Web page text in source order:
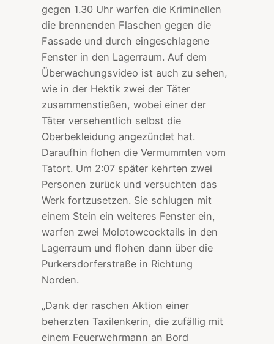
gegen 1.30 Uhr warfen die Kriminellen
die brennenden Flaschen gegen die
Fassade und durch eingeschlagene
Fenster in den Lagerraum. Auf dem
Überwachungsvideo ist auch zu sehen,
wie in der Hektik zwei der Täter
zusammenstießen, wobei einer der
Täter versehentlich selbst die
Oberbekleidung angezündet hat.
Daraufhin flohen die Vermummten vom
Tatort. Um 2:07 später kehrten zwei
Personen zurück und versuchten das
Werk fortzusetzen. Sie schlugen mit
einem Stein ein weiteres Fenster ein,
warfen zwei Molotowcocktails in den
Lagerraum und flohen dann über die
Purkersdorferstraße in Richtung
Norden.
„Dank der raschen Aktion einer
beherzten Taxilenkerin, die zufällig mit
einem Feuerwehrmann an Bord